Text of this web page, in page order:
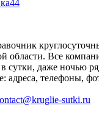
44
области. Все
сутки, даже ночью
адреса, телефоны,
sutki.ru